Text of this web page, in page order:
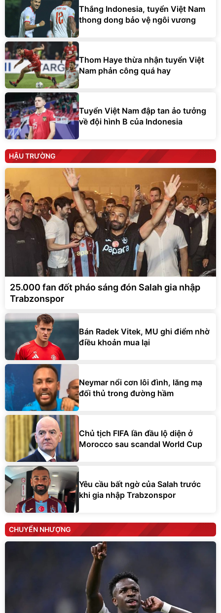
Thắng Indonesia, tuyển Việt Nam
thong dong bảo vệ ngôi vương
Thom Haye thừa nhận tuyển Việt
Nam phản công quá hay
Tuyển Việt Nam đập tan ảo tưởng
về đội hình B của Indonesia
HẬU TRƯỜNG
25.000 fan đốt pháo sáng đón Salah gia nhập
Trabzonspor
Bán Radek Vitek, MU ghi điểm nhờ
điều khoản mua lại
Neymar nổi cơn lôi đình, lăng mạ
đối thủ trong đường hầm
Chủ tịch FIFA lần đầu lộ diện ở
Morocco sau scandal World Cup
Yêu cầu bất ngờ của Salah trước
khi gia nhập Trabzonspor
CHUYỂN NHƯỢNG